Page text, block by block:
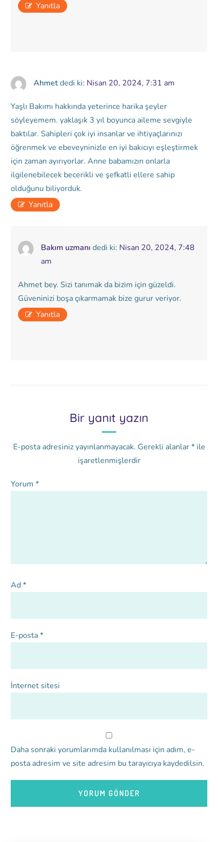
Yanıtla
Ahmet dedi ki: Nisan 20, 2024, 7:31 am
Yaşlı Bakımı hakkında yeterince harika şeyler
söyleyemem. yaklaşık 3 yıl boyunca aileme sevgiyle
baktılar. Sahipleri çok iyi insanlar ve ihtiyaçlarınızı
öğrenmek ve ebeveyninizle en iyi bakıcıyı eşleştirmek
için zaman ayırıyorlar. Anne babamızın onlarla
ilgilenebilecek becerikli ve şefkatli ellere sahip
olduğunu biliyorduk.
Yanıtla
Bakım uzmanı dedi ki: Nisan 20, 2024, 7:48
am
Ahmet bey. Sizi tanımak da bizim için güzeldi.
Güveninizi boşa çıkarmamak bize gurur veriyor.
Yanıtla
Bir yanıt yazın
E-posta adresiniz yayınlanmayacak. Gerekli alanlar*ile
işaretlenmişlerdir
Yorum*
Ad*
E-posta*
İnternet sitesi
Daha sonraki yorumlarımda kullanılması için adım, e-
posta adresim ve site adresim bu tarayıcıya kaydedilsin.